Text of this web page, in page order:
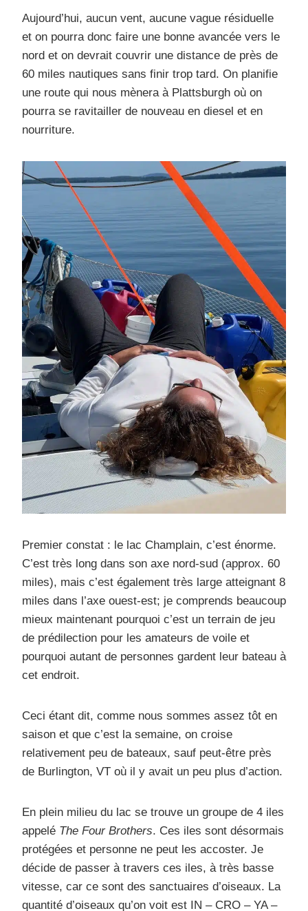
Aujourd’hui, aucun vent, aucune vague résiduelle
et on pourra donc faire une bonne avancée vers le
nord et on devrait couvrir une distance de près de
60 miles nautiques sans finir trop tard. On planifie
une route qui nous mènera à Plattsburgh où on
pourra se ravitailler de nouveau en diesel et en
nourriture.
Premier constat : le lac Champlain, c’est énorme.
C’est très long dans son axe nord-sud (approx. 60
miles), mais c’est également très large atteignant 8
miles dans l’axe ouest-est; je comprends beaucoup
mieux maintenant pourquoi c’est un terrain de jeu
de prédilection pour les amateurs de voile et
pourquoi autant de personnes gardent leur bateau à
cet endroit.
Ceci étant dit, comme nous sommes assez tôt en
saison et que c’est la semaine, on croise
relativement peu de bateaux, sauf peut-être près
de Burlington, VT où il y avait un peu plus d’action.
En plein milieu du lac se trouve un groupe de 4 iles
appelé The Four Brothers. Ces iles sont désormais
protégées et personne ne peut les accoster. Je
décide de passer à travers ces iles, à très basse
vitesse, car ce sont des sanctuaires d’oiseaux. La
quantité d’oiseaux qu’on voit est IN – CRO – YA –